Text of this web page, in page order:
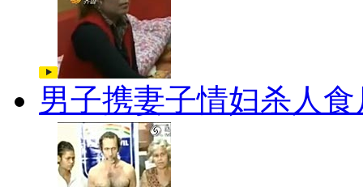
男子携妻子情妇杀人食